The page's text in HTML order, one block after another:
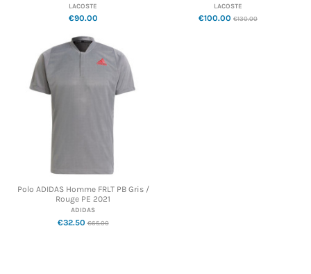
LACOSTE
€90.00
LACOSTE
€100.00 €130.00
Polo ADIDAS Homme FRLT PB Gris /
Rouge PE 2021
ADIDAS
€32.50€65.00